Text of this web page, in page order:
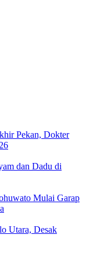
Pekan, Dokter
dan Dadu di
Mulai Garap
Utara, Desak